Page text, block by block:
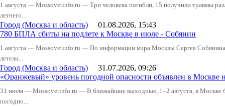
1 августа — Mossovetinfo.ru — Три человека погибли, 15 получили травмы
летнего...
Город (Москва и область) 01.08.2026, 15:43
780 БПЛА сбиты на подлете к Москве в июле - Собянин
1 августа — Mossovetinfo.ru — По информации мэра Москвы Сергея
летели...
Город (Москва и область) 31.07.2026, 09:26
«Оранжевый» уровень погодной опасности объявлен в Москве
31 июля — Mossovetinfo.ru — В ближайшие выходные, 1–2 августа, в Москве
погодно...